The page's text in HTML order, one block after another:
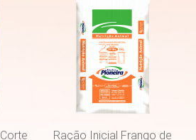
Ração Inicial Frango de
não seja